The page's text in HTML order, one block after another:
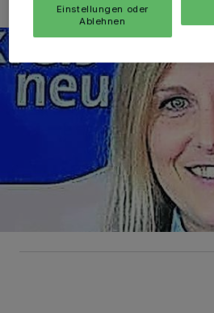
Einstellungen oder
Ablehnen